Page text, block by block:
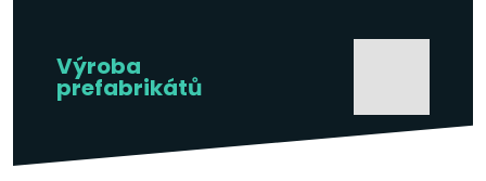
Výroba
prefabrikátů